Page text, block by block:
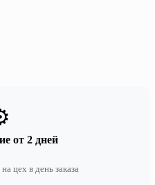
от 2 дней
цех в день заказа